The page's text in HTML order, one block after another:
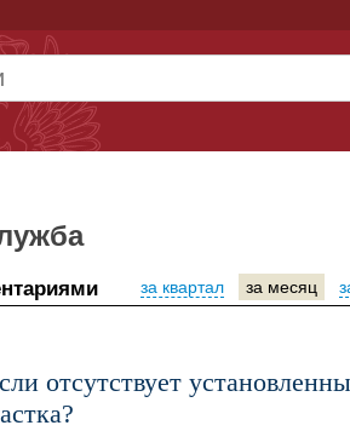
за месяц
за квартал
отсутствует